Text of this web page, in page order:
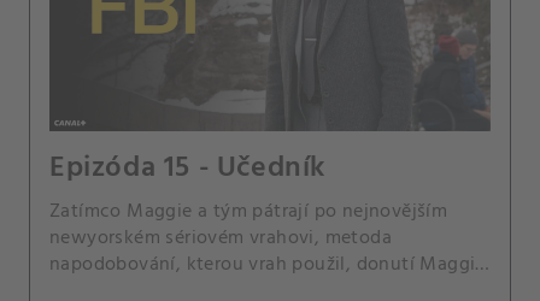
Epizóda 15 - Učedník
Zatímco Maggie a tým pátrají po nejnovějším
newyorském sériovém vrahovi, metoda
napodobování, kterou vrah použil, donutí Maggie